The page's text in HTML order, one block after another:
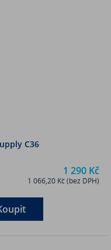
C36
1 290 Kč
1 066,20 Kč (bez DPH)